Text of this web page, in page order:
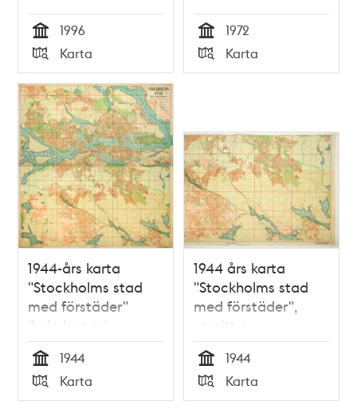
blad
Tid
1996
Typ
Karta Tid
1972
Typ
Karta
1944-års karta
"Stockholms stad
med förstäder"
(hela kartan)
Tid
1944
Typ
Karta
1944 års karta
"Stockholms stad
med förstäder",
utsnitt c
Tid
1944
Typ
Karta